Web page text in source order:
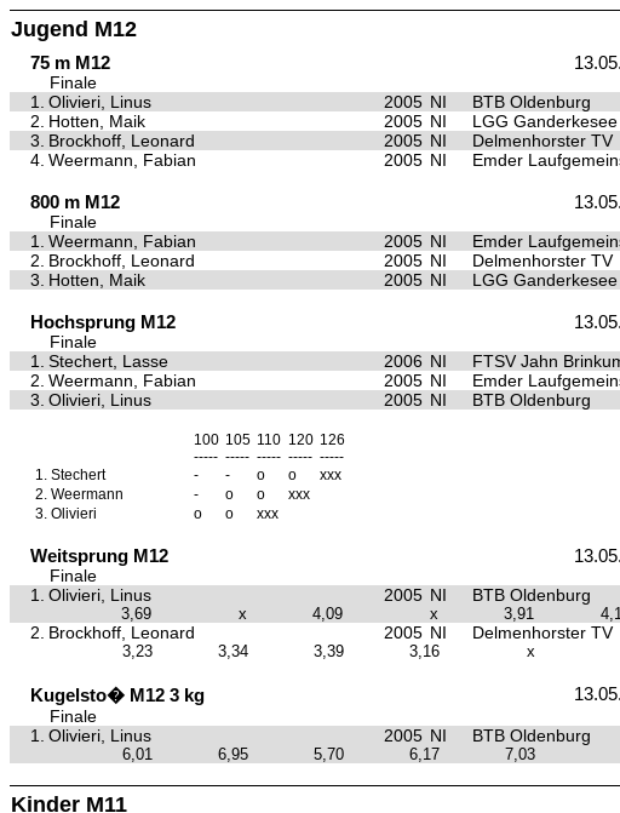
Jugend M12
75 m M12
Finale
1.
Olivieri, Linus 2005 NI BTB Oldenburg
2. Hotten, Maik 2005 NI LGG Ganderkesee
3. Brockhoff, Leonard 2005 NI Delmenhorster TV
4. Weermann, Fabian 2005 NI Emder
800 m M12
Finale
1.
Weermann, Fabian 2005 NI Emder
2. Brockhoff, Leonard 2005 NI Delmenhorster TV
3. Hotten, Maik 2005 NI LGG Ganderkesee
Hochsprung M12
Finale
1.
Stechert, Lasse 2006 NI FTSV Jahn
2. Weermann, Fabian 2005 NI Emder
3. Olivieri, Linus 2005 NI BTB Oldenburg
100 105 110 120 126
----- ----- ----- ----- -----
1. Stechert - - o o
xxx
2. Weermann - o o
xxx
3. Olivieri o o xxx
Weitsprung M12
Finale
1.
Olivieri, Linus 2005 NI BTB Oldenburg
3,69
x 4,09 x 3,91
2. Brockhoff, Leonard 2005 NI Delmenhorster TV
3,23
3,34 3,39 3,16 x
Kugelsto� M12 3 kg
Finale
1.
Olivieri, Linus 2005 NI BTB Oldenburg
6,01
6,95 5,70 6,17 7,03
Kinder M11